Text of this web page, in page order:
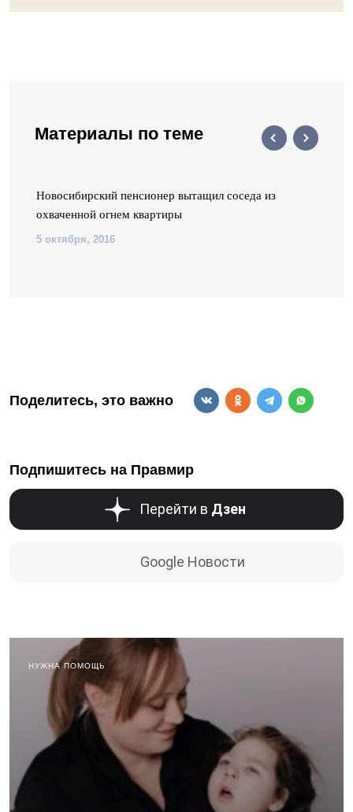
Материалы по теме
Новосибирский пенсионер вытащил соседа из
охваченной огнем квартиры
5 октября, 2016
Поделитесь, это важно
Подпишитесь на Правмир
Перейти в Дзен
Google Новости
НУЖНА ПОМОЩЬ